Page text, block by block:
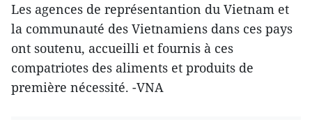
Les agences de représentantion du Vietnam et
la communauté des Vietnamiens dans ces pays
ont soutenu, accueilli et fournis à ces
compatriotes des aliments et produits de
première nécessité. -VNA